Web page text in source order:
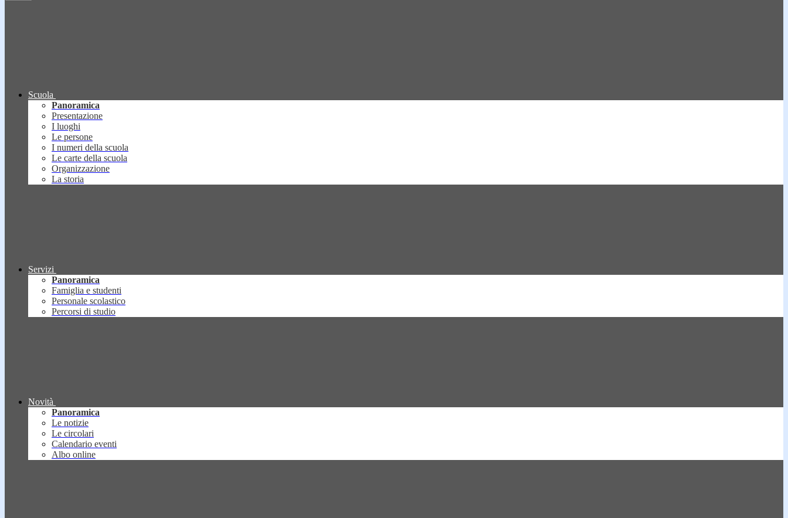
Scuola
Panoramica
Presentazione
I luoghi
Le persone
I numeri della scuola
Le carte della scuola
Organizzazione
La storia
Servizi
Panoramica
Famiglia e studenti
Personale scolastico
Percorsi di studio
Novità
Panoramica
Le notizie
Le circolari
Calendario eventi
Albo online